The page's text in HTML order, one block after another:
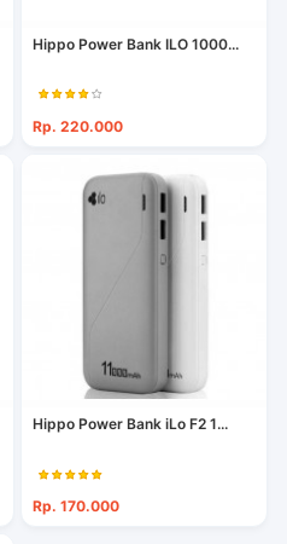
Hippo Power Bank ILO 1000...
Rp. 220.000
Hippo Power Bank iLo F2 1...
Rp. 170.000